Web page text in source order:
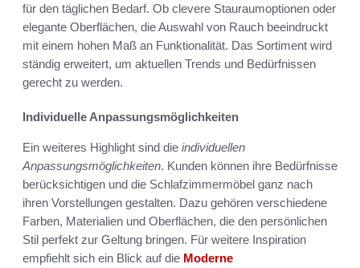
für den täglichen Bedarf. Ob clevere Stauraumoptionen oder
elegante Oberflächen, die Auswahl von Rauch beeindruckt
mit einem hohen Maß an Funktionalität. Das Sortiment wird
ständig erweitert, um aktuellen Trends und Bedürfnissen
gerecht zu werden.
Individuelle Anpassungsmöglichkeiten
Ein weiteres Highlight sind die individuellen
Anpassungsmöglichkeiten. Kunden können ihre Bedürfnisse
berücksichtigen und die Schlafzimmermöbel ganz nach
ihren Vorstellungen gestalten. Dazu gehören verschiedene
Farben, Materialien und Oberflächen, die den persönlichen
Stil perfekt zur Geltung bringen. Für weitere Inspiration
empfiehlt sich ein Blick auf die Moderne